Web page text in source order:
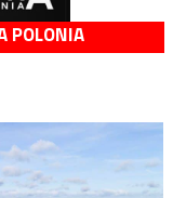
POLONIA